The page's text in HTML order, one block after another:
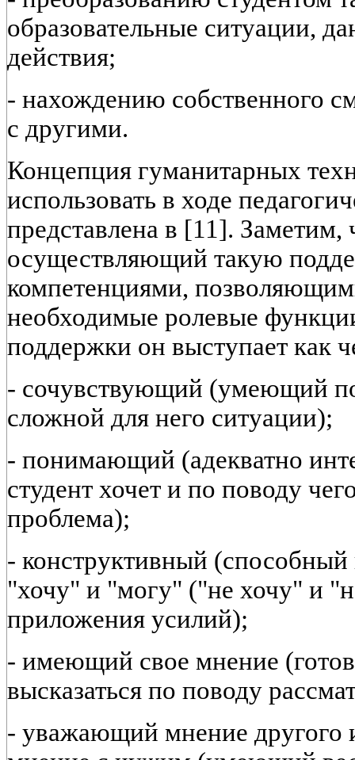
образовательные ситуации,
действия;
- нахождению собственного
с другими.
Концепция гуманитарных
использовать в ходе
представлена в [11]. Заметим,
осуществляющий такую
компетенциями,
необходимые ролевые
поддержки он выступает как
- сочувствующий (умеющий
сложной для него ситуации);
- понимающий (адекватно
студент хочет и по поводу
проблема);
- конструктивный (способный
"хочу" и "могу" ("не хочу" и
приложения усилий);
- имеющий свое мнение
высказаться по поводу
- уважающий мнение другого